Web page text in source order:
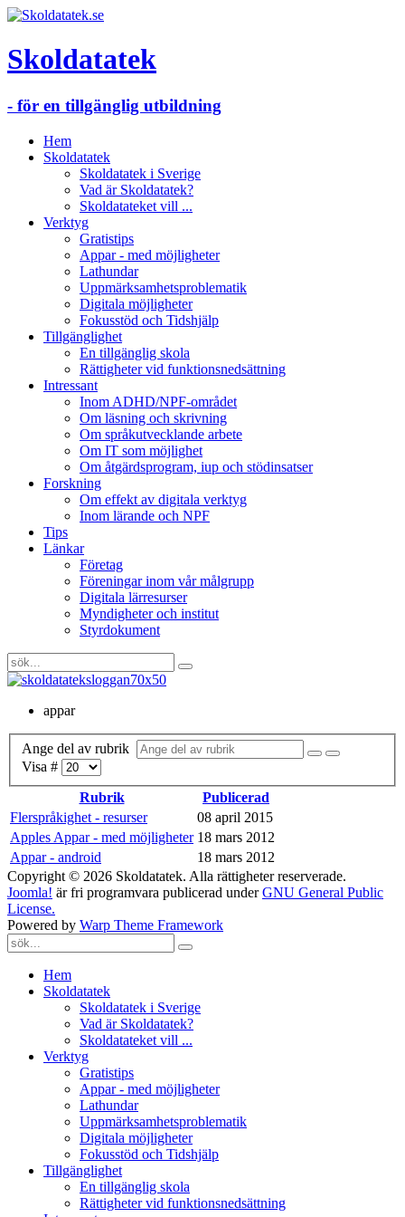
Skoldatatek
- för en tillgänglig utbildning
Hem
Skoldatatek
Skoldatatek i Sverige
Vad är Skoldatatek?
Skoldatateket vill ...
Verktyg
Gratistips
Appar - med möjligheter
Lathundar
Uppmärksamhetsproblematik
Digitala möjligheter
Fokusstöd och Tidshjälp
Tillgänglighet
En tillgänglig skola
Rättigheter vid funktionsnedsättning
Intressant
Inom ADHD/NPF-området
Om läsning och skrivning
Om språkutvecklande arbete
Om IT som möjlighet
Om åtgärdsprogram, iup och stödinsatser
Forskning
Om effekt av digitala verktyg
Inom lärande och NPF
Tips
Länkar
Företag
Föreningar inom vår målgrupp
Digitala lärresurser
Myndigheter och institut
Styrdokument
appar
Ange del av rubrik
Visa #
Rubrik
Publicerad
Flerspråkighet - resurser
08 april 2015
Apples Appar - med möjligheter 18 mars 2012
Appar - android
18 mars 2012
Copyright © 2026 Skoldatatek. Alla rättigheter reserverade.
Joomla! är fri programvara publicerad underGNU General Public
License.
Powered by Warp Theme Framework
Hem
Skoldatatek
Skoldatatek i Sverige
Vad är Skoldatatek?
Skoldatateket vill ...
Verktyg
Gratistips
Appar - med möjligheter
Lathundar
Uppmärksamhetsproblematik
Digitala möjligheter
Fokusstöd och Tidshjälp
Tillgänglighet
En tillgänglig skola
Rättigheter vid funktionsnedsättning